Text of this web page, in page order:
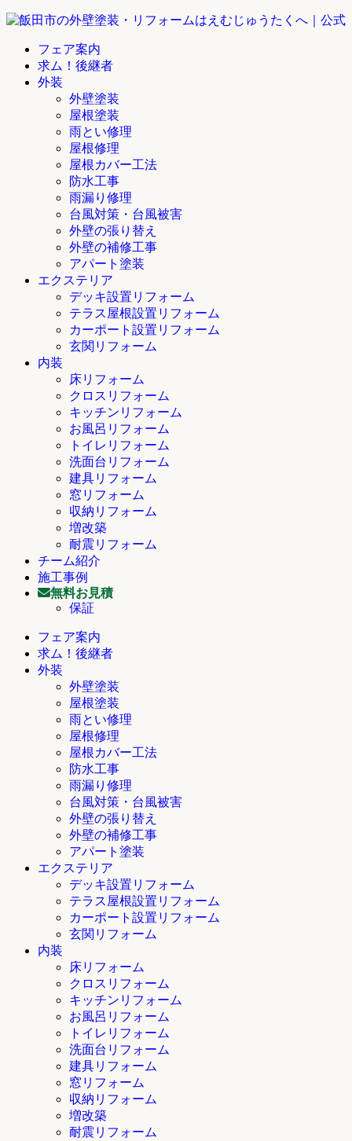
フェア案内
求ム！後継者
外装
外壁塗装
屋根塗装
雨とい修理
屋根修理
屋根カバー工法
防水工事
雨漏り修理
台風対策・台風被害
外壁の張り替え
外壁の補修工事
アパート塗装
エクステリア
デッキ設置リフォーム
テラス屋根設置リフォーム
カーポート設置リフォーム
玄関リフォーム
内装
床リフォーム
クロスリフォーム
キッチンリフォーム
お風呂リフォーム
トイレリフォーム
洗面台リフォーム
建具リフォーム
窓リフォーム
収納リフォーム
増改築
耐震リフォーム
チーム紹介
施工事例
無料お見積
保証
フェア案内
求ム！後継者
外装
外壁塗装
屋根塗装
雨とい修理
屋根修理
屋根カバー工法
防水工事
雨漏り修理
台風対策・台風被害
外壁の張り替え
外壁の補修工事
アパート塗装
エクステリア
デッキ設置リフォーム
テラス屋根設置リフォーム
カーポート設置リフォーム
玄関リフォーム
内装
床リフォーム
クロスリフォーム
キッチンリフォーム
お風呂リフォーム
トイレリフォーム
洗面台リフォーム
建具リフォーム
窓リフォーム
収納リフォーム
増改築
耐震リフォーム